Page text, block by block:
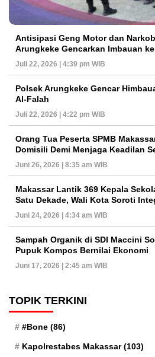
Antisipasi Geng Motor dan
Arungkeke Gencarkan Imbauan
Juli 22, 2026 | 4:39 pm WIB
Polsek Arungkeke Gencar
Al-Falah
Juli 22, 2026 | 4:22 pm WIB
Orang Tua Peserta SPMB
Domisili Demi Menjaga Keadilan
Juni 26, 2026 | 8:35 am WIB
Makassar Lantik 369 Kepala
Satu Dekade, Wali Kota Soroti
Juni 24, 2026 | 4:34 am WIB
Sampah Organik di SDI Maccini
Pupuk Kompos Bernilai Ekonomi
Juni 17, 2026 | 2:45 am WIB
TOPIK TERKINI
#Bone (86)
Kapolrestabes Makassar(103)